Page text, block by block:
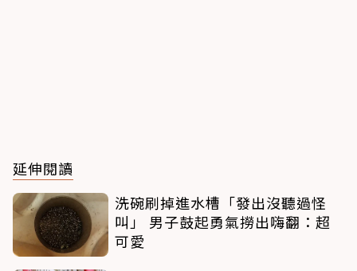
延伸閱讀
洗碗刷掉進水槽「發出沒聽過怪
叫」 男子鼓起勇氣撈出嗨翻：超
可愛